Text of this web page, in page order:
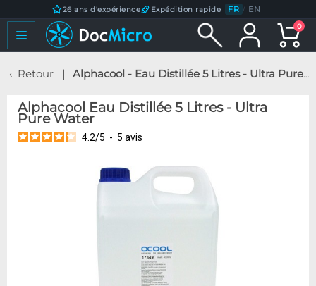
26 ans d'expérience Expédition rapide FR / EN
0
Retour Alphacool - Eau Distillée 5 Litres - Ultra Pure Water
Alphacool Eau Distillée 5 Litres - Ultra
Pure Water
4.2/5 - 5 avis